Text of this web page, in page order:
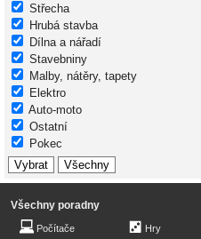
Střecha
Hrubá stavba
Dílna a nářadí
Stavebniny
Malby, nátěry, tapety
Elektro
Auto-moto
Ostatní
Pokec
Všechny poradny
Počítače
Hry